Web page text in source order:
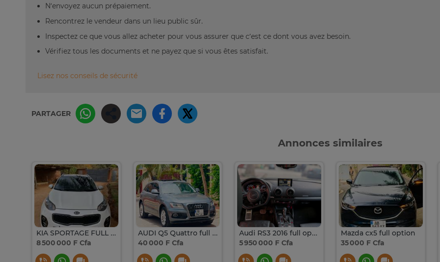
N’envoyez aucun prépaiement.
Rencontrez le vendeur dans un lieu public sûr.
Inspectez ce que vous allez acheter pour vous assurer que c’est ce dont vous avez besoin.
Vérifiez tous les documents et ne payez que si vous êtes satisfait.
Lisez nos conseils de sécurité
PARTAGER
Annonces similaires
KIA SPORTAGE FULL OPTION
8 500 000 F Cfa
AUDI Q5 Quattro full options
40 000 F Cfa
Audi RS3 2016 full options
5 950 000 F Cfa
Mazda cx5 full option
35 000 F Cfa